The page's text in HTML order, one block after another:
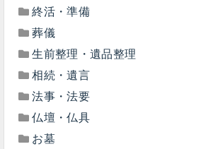
終活・準備
葬儀
生前整理・遺品整理
相続・遺言
法事・法要
仏壇・仏具
お墓